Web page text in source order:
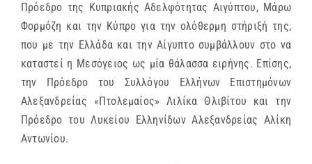
Πρόεδρο της Κυπριακής Αδελφότητας Αιγύπτου, Μάρω
Φορμόζη και την Κύπρο για την ολόθερμη στήριξή της,
που με την Ελλάδα και την Αίγυπτο συμβάλλουν στο να
καταστεί η Μεσόγειος ως μία θάλασσα ειρήνης. Επίσης,
την Πρόεδρο του Συλλόγου Ελλήνων Επιστημόνων
Αλεξανδρείας «Πτολεμαίος» Λιλίκα Θλιβίτου και την
Πρόεδρο του Λυκείου Ελληνίδων Αλεξανδρείας Αλίκη
Αντωνίου.